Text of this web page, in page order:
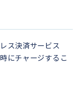
ス決済サービス
にチャージするこ